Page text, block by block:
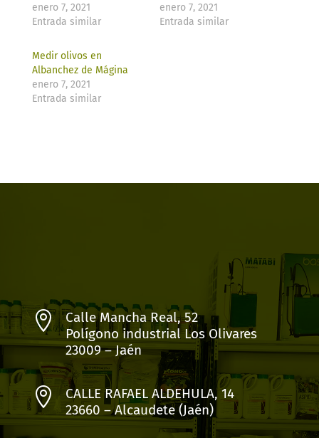
enero 7, 2021
Entrada similar
enero 7, 2021
Entrada similar
Medir olivos en
Albanchez de Mágina​
enero 7, 2021
Entrada similar

Calle Mancha Real, 52
Polígono industrial Los Olivares
23009 – Jaén

CALLE RAFAEL ALDEHULA, 14
23660 – Alcaudete (Jaén)